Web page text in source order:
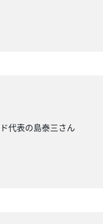
代表の島泰三さん